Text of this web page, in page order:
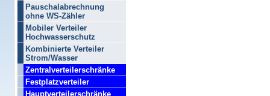
Pauschalabrechnung
ohne WS-Zähler
Mobiler Verteiler
Hochwasserschutz
Kombinierte Verteiler
Strom/Wasser
Zentralverteilerschränke
Festplatzverteiler
Hauptverteilerschränke